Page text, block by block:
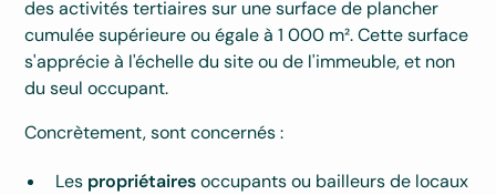
des activités tertiaires sur une surface de plancher
cumulée supérieure ou égale à 1 000 m². Cette surface
s'apprécie à l'échelle du site ou de l'immeuble, et non
du seul occupant.
Concrètement, sont concernés :
Les propriétairesoccupants ou bailleurs de locaux